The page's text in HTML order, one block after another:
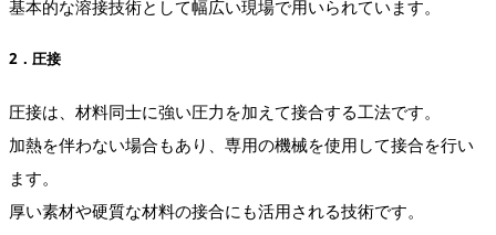
基本的な溶接技術として幅広い現場で用いられています。
2．圧接
圧接は、材料同士に強い圧力を加えて接合する工法です。
加熱を伴わない場合もあり、専用の機械を使用して接合を行い
ます。
厚い素材や硬質な材料の接合にも活用される技術です。